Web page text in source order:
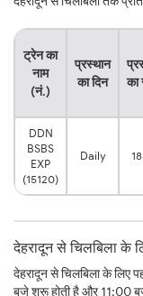
ट्रेन का
नाम
(नं.)
प्रस्थान
का दिन
का
DDN
BSBS
EXP
(15120)
Daily
देहरादून से चिलबिला के
देहरादून से चिलबिला के लिए
बजे शुरू होती है और 11:00